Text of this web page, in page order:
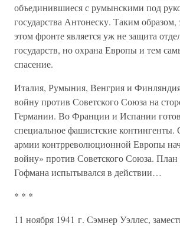
объединившиеся с румынскими под
государства Антонеску. Таким образом,
этом фронте является уж не защита
государств, но охрана Европы и тем
спасение.
Италия, Румыния, Венгрия и
войну против Советского Союза на
Германии. Во Франции и Испании
специальное фашистские
армии контрреволюционной Европы
войну» против Советского Союза. План
Гофмана испытывался в действии…
* * *
11 ноября 1941 г. Сэмнер Уэллес,